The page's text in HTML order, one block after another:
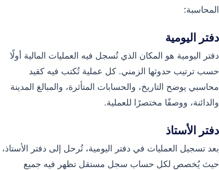
المحاسبة:
دفتر اليومية
دفتر اليومية هو المكان الذي تُسجل فيه العمليات المالية أولًا
حسب ترتيب حدوثها الزمني. كل عملية تُكتب فيه كقيد
محاسبي يوضح التاريخ، والحسابات المتأثرة، والمبالغ المدينة
والدائنة، ووصفًا مختصرًا للعملية.
دفتر الأستاذ
بعد تسجيل العمليات في دفتر اليومية، تُرحل إلى دفتر الأستاذ،
حيث يُخصص لكل حساب سجل مستقل تظهر فيه جميع